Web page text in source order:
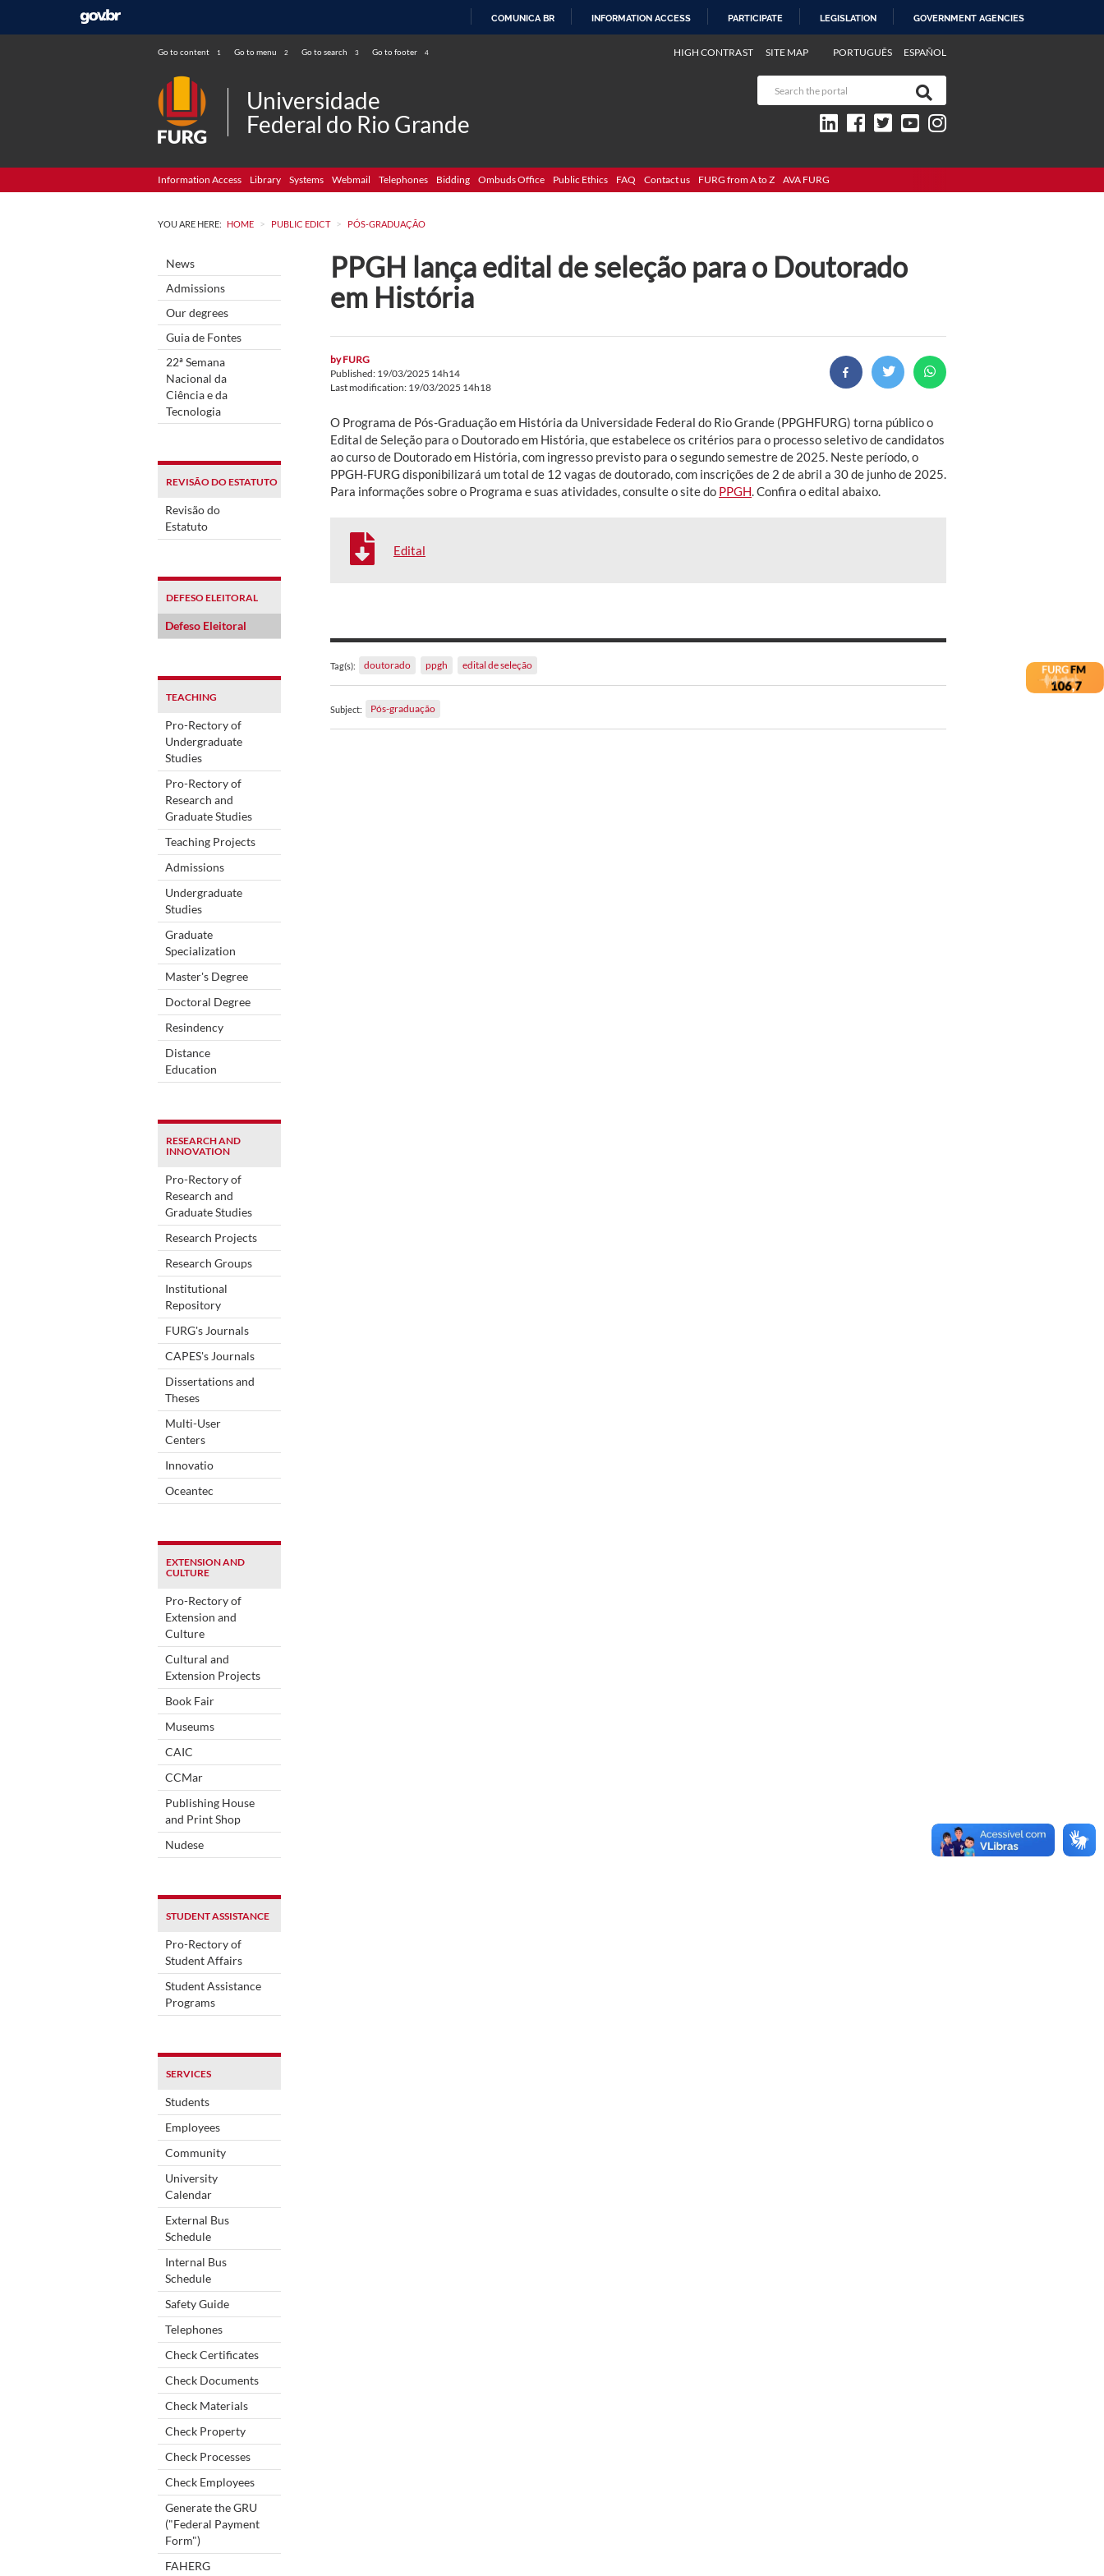
COMUNICA BR INFORMATION ACCESS PARTICIPATE LEGISLATION GOVERNMENT AGENCIES
Go to content 1 Go to menu 2 Go to search 3 Go to footer 4 PORTUGUÊS ESPAÑOL
HIGH CONTRAST SITE MAP
Universidade
Federal do Rio Grande
Information Access Library Systems Webmail Telephones Bidding Ombuds Office Public Ethics FAQ Contact us FURG from A to Z AVA FURG
YOU ARE HERE: HOME > PUBLIC EDICT > PÓS-GRADUAÇÃO
News
Admissions
Our degrees
Guia de Fontes
22ª Semana
Nacional da
Ciência e da
Tecnologia
REVISÃO DO ESTATUTO
Revisão do
Estatuto
DEFESO ELEITORAL
Defeso Eleitoral
TEACHING
Pro-Rectory of
Undergraduate
Studies
Pro-Rectory of
Research and
Graduate Studies
Teaching Projects
Admissions
Undergraduate
Studies
Graduate
Specialization
Master's Degree
Doctoral Degree
Resindency
Distance
Education
RESEARCH AND
INNOVATION
Pro-Rectory of
Research and
Graduate Studies
Research Projects
Research Groups
Institutional
Repository
FURG's Journals
CAPES's Journals
Dissertations and
Theses
Multi-User
Centers
Innovatio
Oceantec
EXTENSION AND
CULTURE
Pro-Rectory of
Extension and
Culture
Cultural and
Extension Projects
Book Fair
Museums
CAIC
CCMar
Publishing House
and Print Shop
Nudese
STUDENT ASSISTANCE
Pro-Rectory of
Student Affairs
Student Assistance
Programs
SERVICES
Students
Employees
Community
University
Calendar
External Bus
Schedule
Internal Bus
Schedule
Safety Guide
Telephones
Check Certificates
Check Documents
Check Materials
Check Property
Check Processes
Check Employees
Generate the GRU
("Federal Payment
Form")
FAHERG
PPGH lança edital de seleção para o Doutorado
em História
byFURG
Published: 19/03/2025 14h14
Last modification: 19/03/2025 14h18
O Programa de Pós-Graduação em História da Universidade Federal do Rio Grande (PPGHFURG) torna público o
Edital de Seleção para o Doutorado em História, que estabelece os critérios para o processo seletivo de candidatos
ao curso de Doutorado em História, com ingresso previsto para o segundo semestre de 2025. Neste período, o
PPGH-FURG disponibilizará um total de 12 vagas de doutorado, com inscrições de 2 de abril a 30 de junho de 2025.
Para informações sobre o Programa e suas atividades, consulte o site do PPGH . Confira o edital abaixo.
Edital
Tag(s): doutorado ppgh edital de seleção
Subject: Pós-graduação